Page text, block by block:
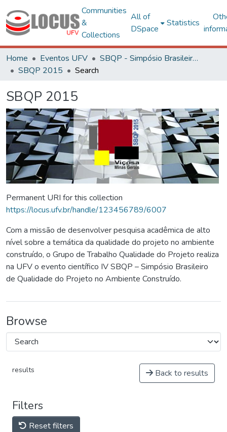
Communities
&
Collections
All of
DSpace
Statistics
Home Eventos UFV
SBQP - Simpósio Brasileiro de Qualidade do Projeto no Ambiente Construído
SBQP 2015
Search
SBQP 2015
Permanent URI for this collection
https://locus.ufv.br/handle/123456789/6007
Com a missão de desenvolver pesquisa acadêmica de alto
nível sobre a temática da qualidade do projeto no ambiente
construído, o Grupo de Trabalho Qualidade do Projeto realiza
na UFV o evento científico IV SBQP – Simpósio Brasileiro
de Qualidade do Projeto no Ambiente Construído.
Browse
results Back to results
Filters
Reset filters